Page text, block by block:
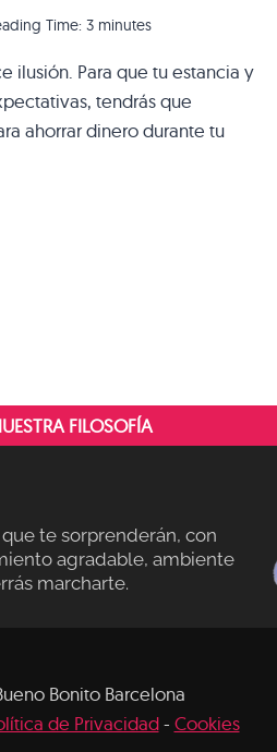
Time: 3 minutes
ilusión. Para que tu estancia y
tendrás que
ahorrar dinero durante tu
FILOSOFÍA
te sorprenderán, con
agradable, ambiente
marcharte.
Bonito Barcelona
de Privacidad- Cookies